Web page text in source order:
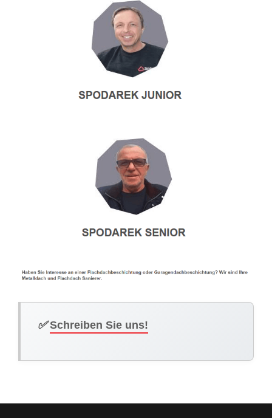
✅Schreiben Sie uns!